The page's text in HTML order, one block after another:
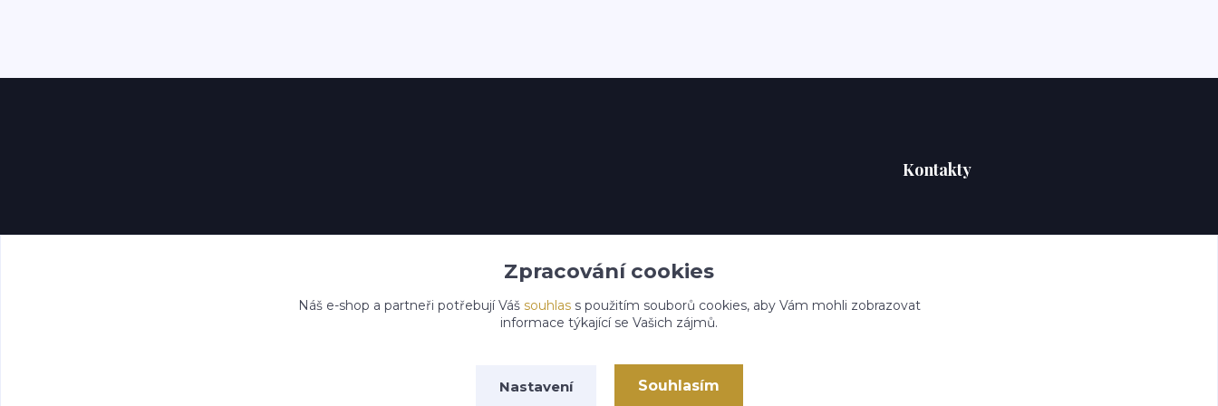
Kontakty
Zpracování cookies
Náš e-shop a partneři potřebují Váš souhlass použitím souborů cookies, aby Vám mohli zobrazovat
informace týkající se Vašich zájmů.
Nastavení Souhlasím